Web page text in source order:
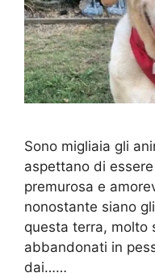
Sono migliaia gli
aspettano di
premurosa e
nonostante siano
questa terra, molto
abbandonati in
dai……